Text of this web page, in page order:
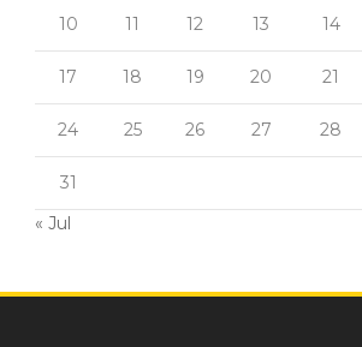
10 11 12 13 14
17 18 19 20 21
24 25 26 27 28
31
« Jul